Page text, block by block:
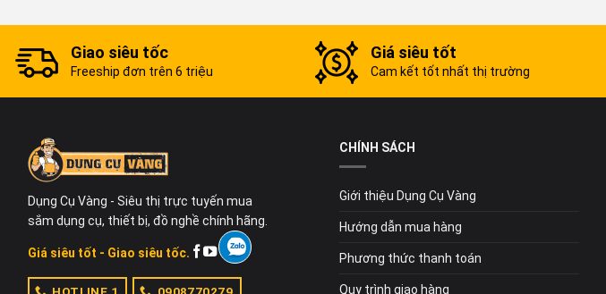
Giao siêu tốc
Freeship đơn trên 6 triệu
Giá siêu tốt
Cam kết tốt nhất thị trường
Dụng Cụ Vàng - Siêu thị trực tuyến mua
sắm dụng cụ, thiết bị, đồ nghề chính hãng.
Giá siêu tốt - Giao siêu tốc.
CHÍNH SÁCH
Giới thiệu Dụng Cụ Vàng
Hướng dẫn mua hàng
Phương thức thanh toán
Quy trình giao hàng